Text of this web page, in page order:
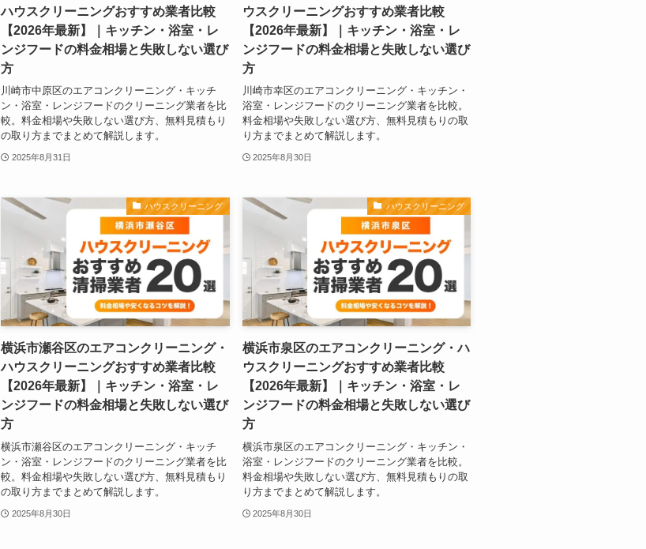
ハウスクリーニングおすすめ業者比較
【2026年最新】｜キッチン・浴室・レ
ンジフードの料金相場と失敗しない選び
方
川崎市中原区のエアコンクリーニング・キッチ
ン・浴室・レンジフードのクリーニング業者を比
較。料金相場や失敗しない選び方、無料見積もり
の取り方までまとめて解説します。
2025年8月31日
ウスクリーニングおすすめ業者比較
【2026年最新】｜キッチン・浴室・レ
ンジフードの料金相場と失敗しない選び
方
川崎市幸区のエアコンクリーニング・キッチン・
浴室・レンジフードのクリーニング業者を比較。
料金相場や失敗しない選び方、無料見積もりの取
り方までまとめて解説します。
2025年8月30日
ハウスクリーニング
横浜市瀬谷区のエアコンクリーニング・
ハウスクリーニングおすすめ業者比較
【2026年最新】｜キッチン・浴室・レ
ンジフードの料金相場と失敗しない選び
方
横浜市瀬谷区のエアコンクリーニング・キッチ
ン・浴室・レンジフードのクリーニング業者を比
較。料金相場や失敗しない選び方、無料見積もり
の取り方までまとめて解説します。
2025年8月30日
ハウスクリーニング
横浜市泉区のエアコンクリーニング・ハ
ウスクリーニングおすすめ業者比較
【2026年最新】｜キッチン・浴室・レ
ンジフードの料金相場と失敗しない選び
方
横浜市泉区のエアコンクリーニング・キッチン・
浴室・レンジフードのクリーニング業者を比較。
料金相場や失敗しない選び方、無料見積もりの取
り方までまとめて解説します。
2025年8月30日